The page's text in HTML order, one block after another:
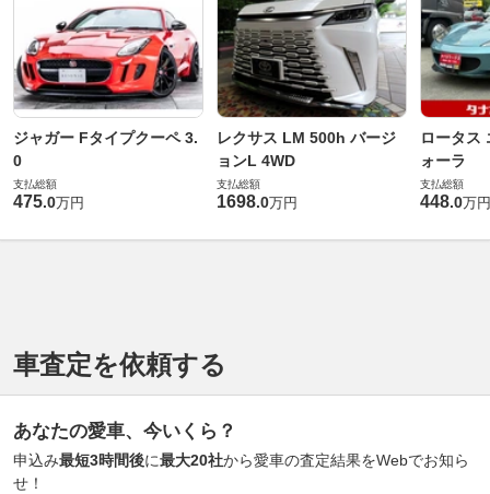
ジャガー Fタイプクーペ 3.
0
支払総額
475.0万円
レクサス LM 500h バージ
ョンL 4WD
支払総額
1698.0万円
ロータス
ォーラ
支払総額
448.0万円
車査定を依頼する
あなたの愛車、今いくら？
申込み最短3時間後に最大20社から愛車の査定結果をWebでお知ら
せ！